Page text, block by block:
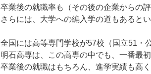
卒業後の就職率も（その後の企業からの評
さらには、大学への編入学の道もあると
全国には高等専門学校が57校（国立51・
明石高専は、この高専の中でも、一番最
卒業後の就職はもちろん、進学実績も高